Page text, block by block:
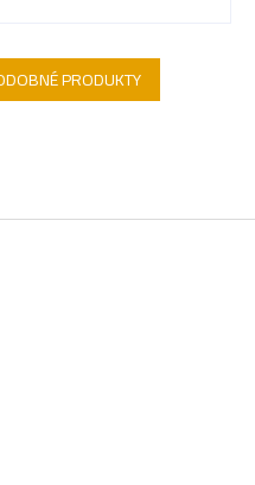
PRODUKTY